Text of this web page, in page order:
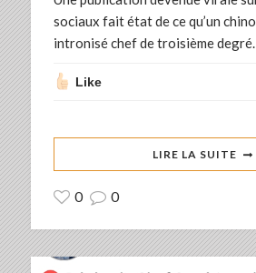
sociaux fait état de ce qu’un
intronisé chef de troisième
Like
LIRE LA SUITE
0 0